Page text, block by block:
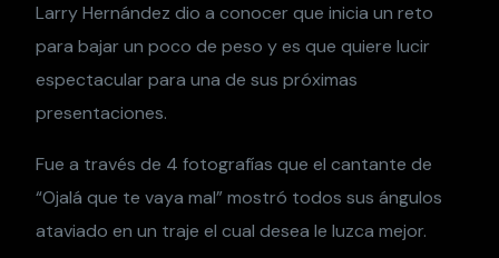
Larry Hernández dio a conocer que inicia un reto
para bajar un poco de peso y es que quiere lucir
espectacular para una de sus próximas
presentaciones.
Fue a través de 4 fotografías que el cantante de
“Ojalá que te vaya mal” mostró todos sus ángulos
ataviado en un traje el cual desea le luzca mejor.